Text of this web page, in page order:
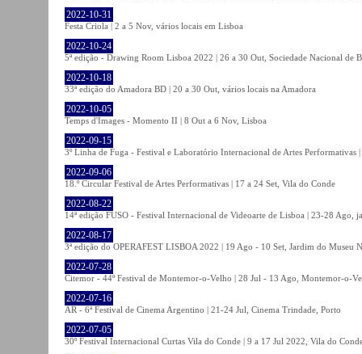
2022-10-31
Festa Criola | 2 a 5 Nov, vários locais em Lisboa
2022-10-24
5ª edição - Drawing Room Lisboa 2022 | 26 a 30 Out, Sociedade Nacional de
2022-10-18
33ª edição do Amadora BD | 20 a 30 Out, vários locais na Amadora
2022-10-05
Temps d'Images - Momento II | 8 Out a 6 Nov, Lisboa
2022-09-15
3º Linha de Fuga - Festival e Laboratório Internacional de Artes Performativas
2022-09-06
18.º Circular Festival de Artes Performativas | 17 a 24 Set, Vila do Conde
2022-08-22
14ª edição FUSO - Festival Internacional de Videoarte de Lisboa | 23-28 Ago,
2022-08-17
3ª edição do OPERAFEST LISBOA 2022 | 19 Ago - 10 Set, Jardim do Museu
2022-07-28
Citemor - 44º Festival de Montemor-o-Velho | 28 Jul - 13 Ago, Montemor-o-
2022-07-16
AR - 6ª Festival de Cinema Argentino | 21-24 Jul, Cinema Trindade, Porto
2022-07-05
30º Festival Internacional Curtas Vila do Conde | 9 a 17 Jul 2022, Vila do